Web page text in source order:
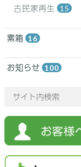
古民家再生 15
素箱 16
お知らせ 100